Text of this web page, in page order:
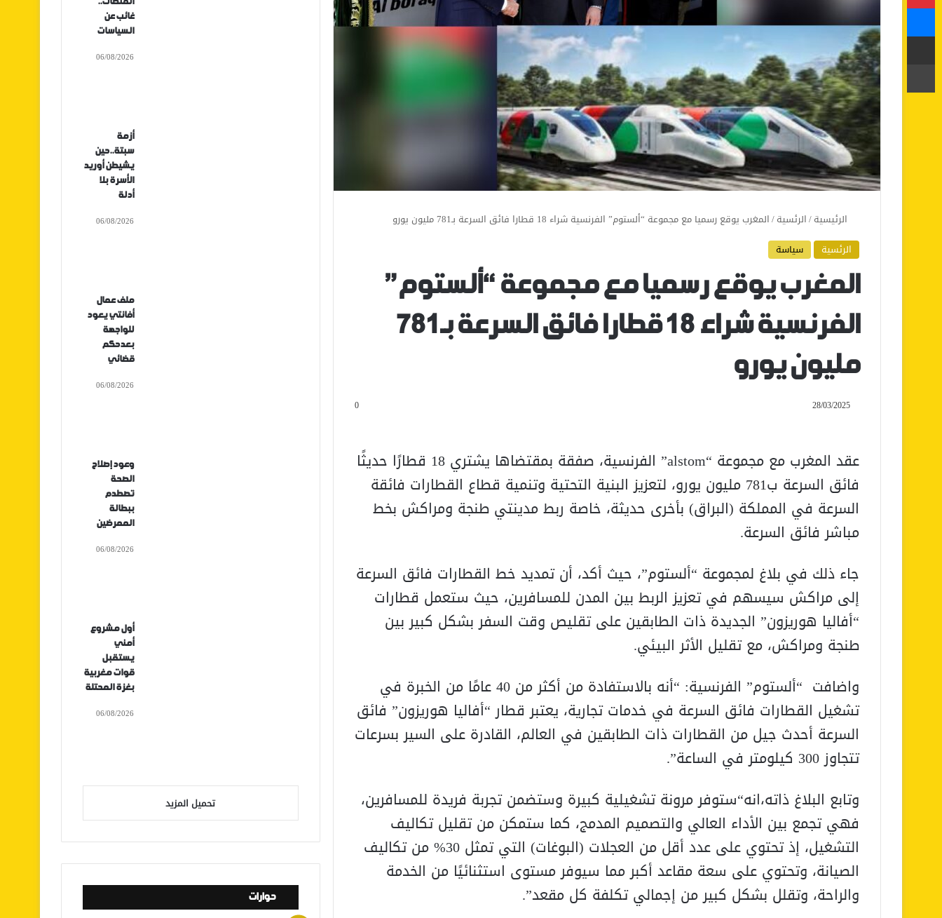
الرئيسية/الرئسية/المغرب يوقع رسميا مع مجموعة “ألستوم” الفرنسية شراء 18 قطارا فائق السرعة بـ781 مليون يورو
الرئسية
سياسة
المغرب يوقع رسميا مع مجموعة “ألستوم”
الفرنسية شراء 18 قطارا فائق السرعة بـ781
مليون يورو
28/03/2025
0
عقد المغرب مع مجموعة “alstom” الفرنسية، صفقة بمقتضاها يشتري 18 قطارًا حديثًا
فائق السرعة ب781 مليون يورو، لتعزيز البنية التحتية وتنمية قطاع القطارات فائقة
السرعة في المملكة (البراق) بأخرى حديثة، خاصة ربط مدينتي طنجة ومراكش بخط
مباشر فائق السرعة.
جاء ذلك في بلاغ لمجموعة “ألستوم”، حيث أكد، أن تمديد خط القطارات فائق السرعة
إلى مراكش سيسهم في تعزيز الربط بين المدن للمسافرين، حيث ستعمل قطارات
“أفاليا هوريزون” الجديدة ذات الطابقين على تقليص وقت السفر بشكل كبير بين
طنجة ومراكش، مع تقليل الأثر البيئي.
واضافت “ألستوم” الفرنسية: “أنه بالاستفادة من أكثر من 40 عامًا من الخبرة في
تشغيل القطارات فائق السرعة في خدمات تجارية، يعتبر قطار “أفاليا هوريزون” فائق
السرعة أحدث جيل من القطارات ذات الطابقين في العالم، القادرة على السير بسرعات
تتجاوز 300 كيلومتر في الساعة”.
وتابع البلاغ ذاته،انه“ستوفر مرونة تشغيلية كبيرة وستضمن تجربة فريدة للمسافرين،
فهي تجمع بين الأداء العالي والتصميم المدمج، كما ستمكن من تقليل تكاليف
التشغيل، إذ تحتوي على عدد أقل من العجلات (البوغات) التي تمثل 30% من تكاليف
الصيانة، وتحتوي على سعة مقاعد أكبر مما سيوفر مستوى استثنائيًا من الخدمة
والراحة، وتقلل بشكل كبير من إجمالي تكلفة كل مقعد”.
غائب عن
السياسات
06/08/2026
أزمة
سبتة..حين
يشيطن أوريد
الأسرة بلا
أدلة
06/08/2026
ملف عمال
أفانتي يعود
للواجهة
بعدحكم
قضائي
06/08/2026
وعود إصلاح
الصحة
تصطدم
ببطالة
الممرضين
06/08/2026
أول مشروع
أمني
يستقبل
قوات مغربية
بغزة المحتلة
06/08/2026
تحميل المزيد
حوارات